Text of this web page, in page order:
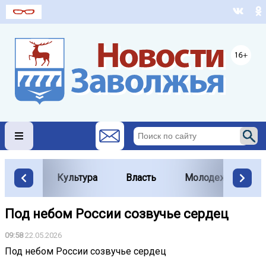
Культура Власть Молодежь
Под небом России созвучье сердец
09:5822.05.2026
Под небом России созвучье сердец